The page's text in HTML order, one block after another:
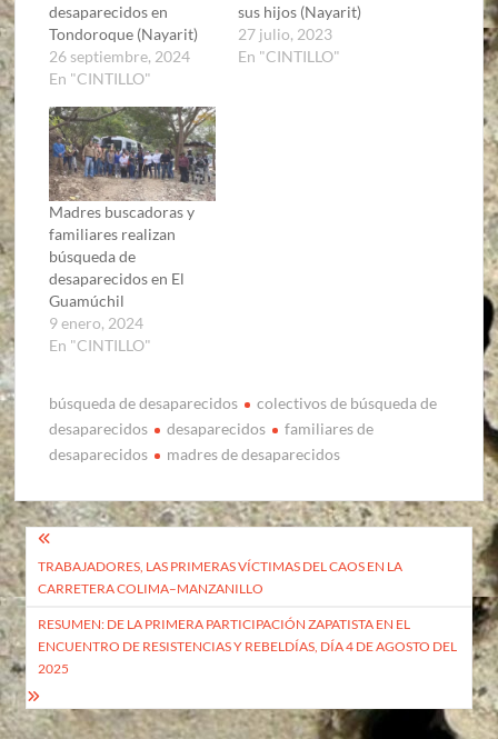
desaparecidos en
Tondoroque (Nayarit)
26 septiembre, 2024
En "CINTILLO"
sus hijos (Nayarit)
27 julio, 2023
En "CINTILLO"
Madres buscadoras y
familiares realizan
búsqueda de
desaparecidos en El
Guamúchil
9 enero, 2024
En "CINTILLO"
búsqueda de desaparecidos
colectivos de búsqueda de
desaparecidos
desaparecidos
familiares de
desaparecidos
madres de desaparecidos
Navegación
de
entradas
TRABAJADORES, LAS PRIMERAS VÍCTIMAS DEL CAOS EN LA
CARRETERA COLIMA–MANZANILLO
RESUMEN: DE LA PRIMERA PARTICIPACIÓN ZAPATISTA EN EL
ENCUENTRO DE RESISTENCIAS Y REBELDÍAS, DÍA 4 DE AGOSTO DEL
2025